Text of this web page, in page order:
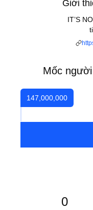
Giới
IT’S
Mốc
147,000,000
0